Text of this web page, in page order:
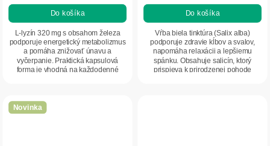
Do košíka
L-lyzín 320 mg s obsahom železa
podporuje energetický metabolizmus
a pomáha znižovať únavu a
vyčerpanie. Praktická kapsulová
forma je vhodná na každodenné
Do košíka
Vŕba biela tinktúra (Salix alba)
podporuje zdravie kĺbov a svalov,
napomáha relaxácii a lepšiemu
spánku. Obsahuje salicín, ktorý
prispieva k prirodzenej pohode
Novinka